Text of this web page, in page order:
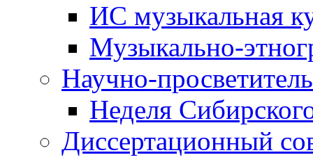
ИС музыкальная
Музыкально-
Научно-
Неделя
Диссертационный